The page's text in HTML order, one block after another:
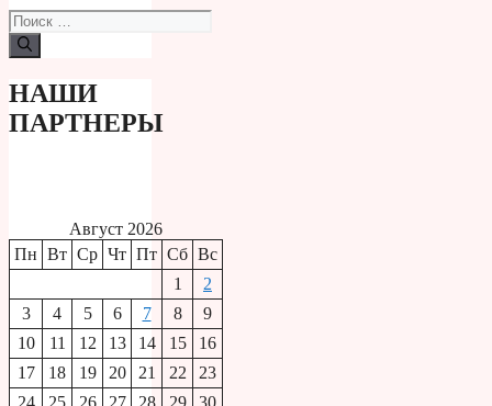
Поиск:
НАШИ
ПАРТНЕРЫ
Август 2026
Пн Вт Ср Чт Пт Сб Вс
1
2
3
4 5 6 7 8
9
10
11 12 13 14 15
16
17
18 19 20 21 22
23